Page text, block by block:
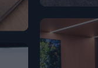
Lees meer